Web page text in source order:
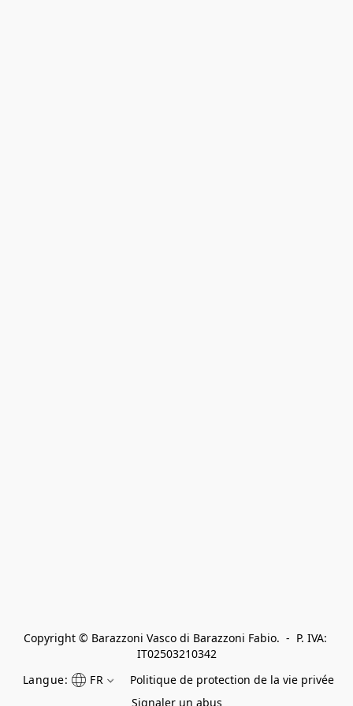
Copyright © Barazzoni Vasco di Barazzoni Fabio.  -  P. IVA:
IT02503210342
Langue:
FR
Politique de protection de la vie privée
Signaler un abus